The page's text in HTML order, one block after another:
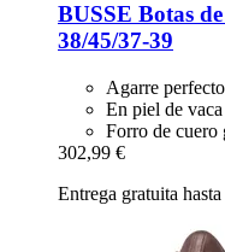
BUSSE Botas
38/45/37-​39
Agarre
En piel de
Forro de cuero
302,99 €
Entrega gratuita